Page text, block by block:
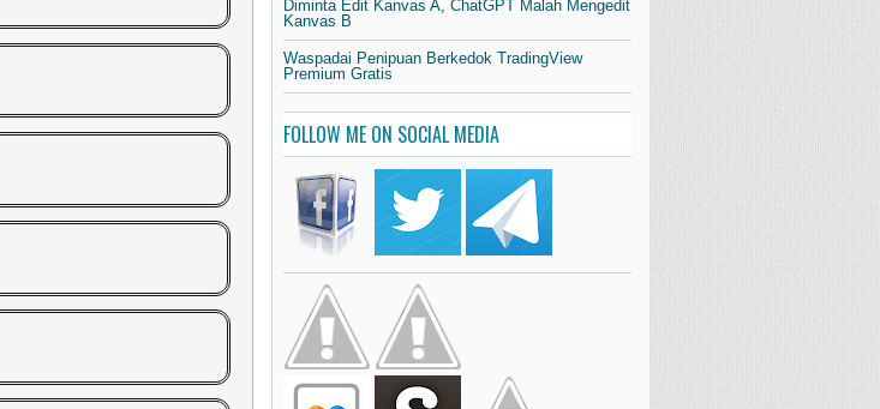
Diminta Edit Kanvas A, ChatGPT Malah Mengedit
Kanvas B
Waspadai Penipuan Berkedok TradingView
Premium Gratis
FOLLOW ME ON SOCIAL MEDIA